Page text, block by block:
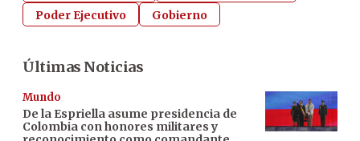
Poder Ejecutivo Gobierno
Últimas Noticias
Mundo
De la Espriella asume presidencia de
Colombia con honores militares y